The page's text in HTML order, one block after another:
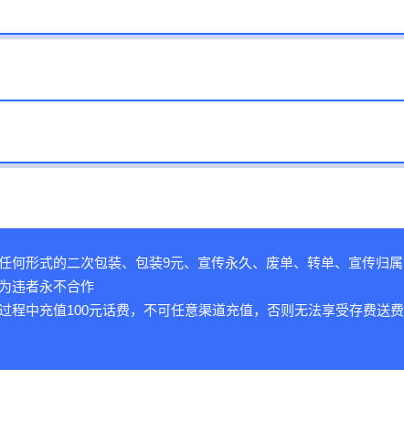
何形式的二次包装、包装9元、宣传永久、废单、转单、宣传归属
违者永不合作
程中充值100元话费，不可任意渠道充值，否则无法享受存费送费